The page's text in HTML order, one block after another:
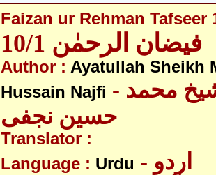
Faizan ur Rehman Tafseer
فیضان الرحمٰن 10/1
Author : Ayatullah Sheikh
Hussain Najfi - آیت اللہ شیخ محمد
حسین نجفی
Translator :
Language : Urdu - اردو